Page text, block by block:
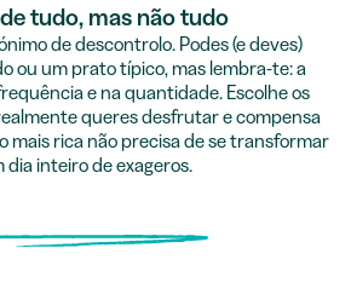
tudo, mas não tudo
de descontrolo. Podes (e deves)
ou um prato típico, mas lembra-te: a
e na quantidade. Escolhe os
queres desfrutar e compensa
mais rica não precisa de se transformar
dia inteiro de exageros.